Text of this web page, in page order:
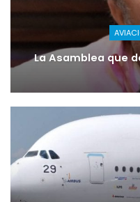
La Asamblea que